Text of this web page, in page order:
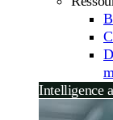
Intelligence